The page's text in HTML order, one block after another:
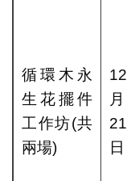
循環木永
生花擺件
工作坊(共
兩場)
12
月
21
日